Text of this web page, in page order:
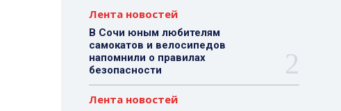
Лента новостей
В Сочи юным любителям
самокатов и велосипедов
напомнили о правилах
безопасности
Лента новостей